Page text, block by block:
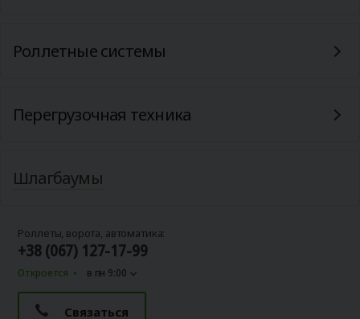
Роллетные системы
Перегрузочная техника
Шлагбаумы
Роллеты, ворота, автоматика:
+38 (067) 127-17-99
Откроется в пн 9:00
Связаться